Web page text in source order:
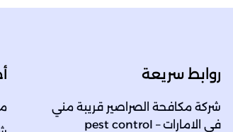
روابط سريعة
شركة مكافحة الصراصير قريبة مني
في الامارات – pest control